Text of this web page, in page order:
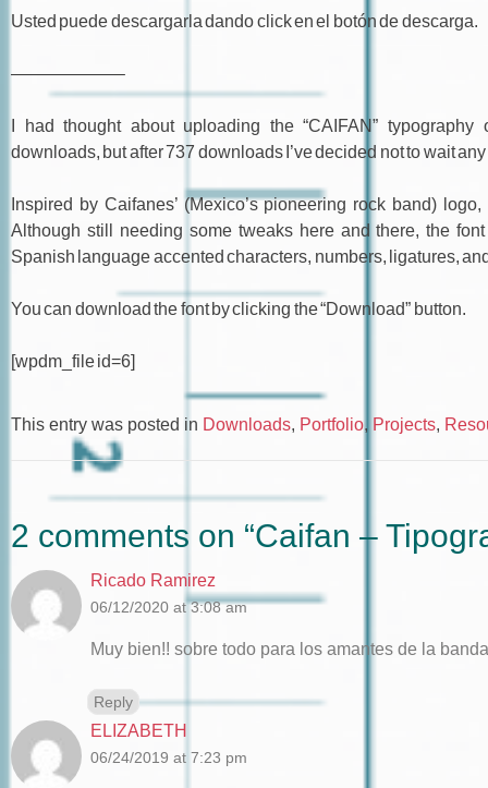
Usted puede descargarla dando click en el botón de descarga.
——————–
I had thought about uploading the “CAIFAN”
downloads, but after 737 downloads I’ve decided not to wait
Inspired by Caifanes’ (Mexico’s pioneering rock band)
Although still needing some tweaks here and there, the
Spanish language accented characters, numbers, ligatures,
You can download the font by clicking the “Download” button.
[wpdm_file id=6]
This entry was posted in Downloads, Portfolio, Projects,
2 comments on “Caifan –
Ricado Ramirez
06/12/2020 at 3:08 am
Muy bien!! sobre todo para los amantes de la
Reply
ELIZABETH
06/24/2019 at 7:23 pm